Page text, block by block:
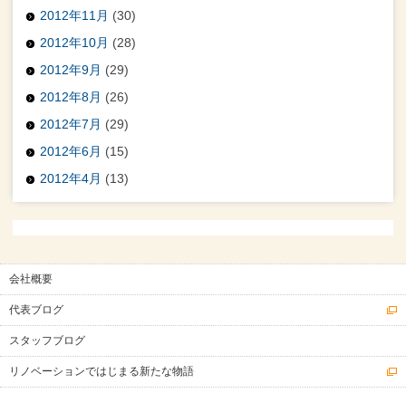
2012年11月 (30)
2012年10月 (28)
2012年9月 (29)
2012年8月 (26)
2012年7月 (29)
2012年6月 (15)
2012年4月 (13)
会社概要
代表ブログ
スタッフブログ
リノベーションではじまる新たな物語